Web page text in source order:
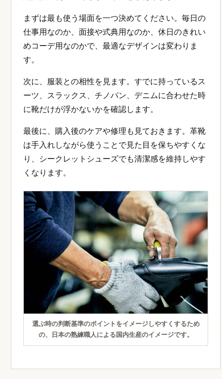
まずは最も使う場面を一つ決めてください。毎日の
仕事用なのか、面接や式典用なのか、休日のきれい
めコーデ用なのかで、最適なデザインは変わりま
す。
次に、服装との相性を見ます。すでに持っているス
ーツ、スラックス、チノパン、デニムに合わせた時
に靴だけが浮かないかを確認します。
最後に、購入後のケアや修理も見ておきます。革靴
は手入れしながら使うことで見た目を保ちやすくな
り、シークレットシューズでも清潔感を維持しやす
くなります。
選ぶ時の判断基準のポイントをイメージしやすくするため
の、日本の熟練職人による国内生産のイメージです。